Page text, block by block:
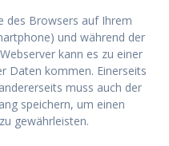
des Browsers auf Ihrem
und während der
kann es zu einer
Daten kommen. Einerseits
muss auch der
speichern, um einen
gewährleisten.